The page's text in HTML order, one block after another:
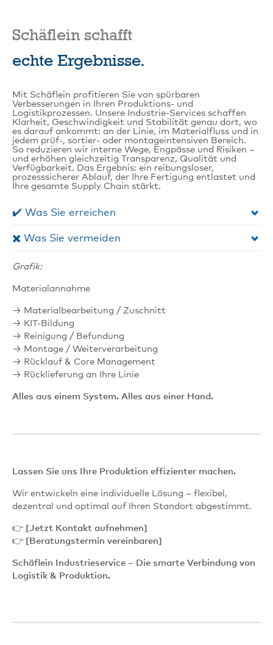
Schäflein schafft
echte Ergebnisse.
Mit Schäflein profitieren Sie von spürbaren
Verbesserungen in Ihren Produktions- und
Logistikprozessen. Unsere Industrie‑Services schaffen
Klarheit, Geschwindigkeit und Stabilität genau dort, wo
es darauf ankommt: an der Linie, im Materialfluss und in
jedem prüf‑, sortier‑ oder montageintensiven Bereich.
So reduzieren wir interne Wege, Engpässe und Risiken –
und erhöhen gleichzeitig Transparenz, Qualität und
Verfügbarkeit. Das Ergebnis: ein reibungsloser,
prozesssicherer Ablauf, der Ihre Fertigung entlastet und
Ihre gesamte Supply Chain stärkt.
✔️ Was Sie erreichen
✖️ Was Sie vermeiden
Grafik:
Materialannahme
→ Materialbearbeitung / Zuschnitt
→ KIT‑Bildung
→ Reinigung / Befundung
→ Montage / Weiterverarbeitung
→ Rücklauf & Core Management
→ Rücklieferung an Ihre Linie
Alles aus einem System. Alles aus einer Hand.
Lassen Sie uns Ihre Produktion effizienter machen.
Wir entwickeln eine individuelle Lösung – flexibel,
dezentral und optimal auf Ihren Standort abgestimmt.
👉 [Jetzt Kontakt aufnehmen]
👉 [Beratungstermin vereinbaren]
Schäflein Industrieservice – Die smarte Verbindung von
Logistik & Produktion.